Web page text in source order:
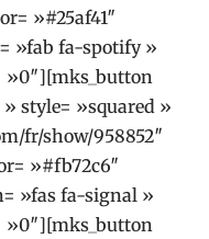
»#25af41″
»fab fa-spotify »
»0″][mks_button
style= »squared »
fr/show/958852″
»#fb72c6″
»fas fa-signal »
»0″][mks_button